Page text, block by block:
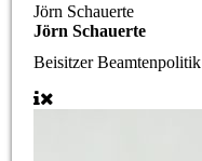
Jörn Schauerte
Jörn Schauerte
Beisitzer Beamtenpolitik